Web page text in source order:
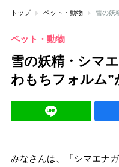
トップ ペット・動物
ペット・動物
雪の妖精・シマ
わもちフォルム”
みなさんは、「シマエナ